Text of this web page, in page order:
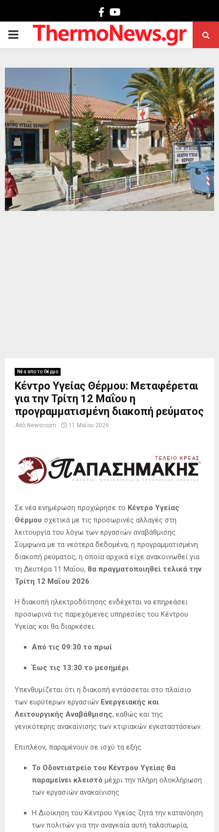
Facebook
PRIMARY
Νέα απο το Θέρμο
Κέντρο Υγείας Θέρμου: Μεταφέρεται
για την Τρίτη 12 Μαΐου η
προγραμματισμένη διακοπή ρεύματος
Από Newsroom 11 Μαΐου 2026
Σε νέα ενημέρωση προχώρησε το Κέντρο Υγείας
Θέρμου σχετικά με τις προσωρινές αλλαγές στη
λειτουργία του λόγω των εργασιών αναβάθμισης.
Σύμφωνα με τα νεότερα δεδομένα, η προγραμματισμένη
διακοπή ρεύματος, η οποία αρχικά είχε ανακοινωθεί για
τη Δευτέρα 11 Μαΐου, θα πραγματοποιηθεί τελικά την
Τρίτη 12 Μαΐου 2026.
Η διακοπή ηλεκτροδότησης ενδέχεται να επηρεάσει
προσωρινά τις παρεχόμενες υπηρεσίες του Κέντρου
Υγείας και θα διαρκέσει:
Από τις 09:30 το πρωί
Έως τις 13:30 το μεσημέρι
Υπενθυμίζεται ότι η διακοπή εντάσσεται στο πλαίσιο
των ευρύτερων εργασιών Ενεργειακής και
Λειτουργικής Αναβάθμισης, καθώς και της
γενικότερης ανακαίνισης των κτιριακών εγκαταστάσεων.
Επιπλέον, παραμένουν σε ισχύ τα εξής:
Το Οδοντιατρείο του Κέντρου Υγείας θα
παραμείνει κλειστό μέχρι την πλήρη ολοκλήρωση
των εργασιών ανακαίνισης.
Η Διοίκηση του Κέντρου Υγείας ζητά την κατανόηση
των πολιτών για την αναγκαία αυτή ταλαιπωρία,